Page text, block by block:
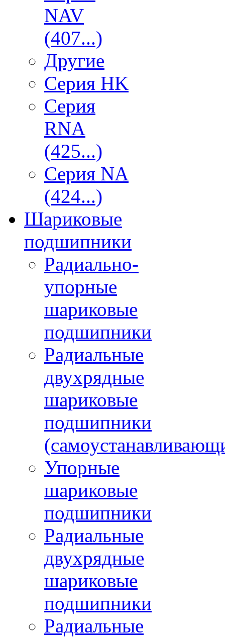
NAV
(407...)
Другие
Серия HK
Серия
RNA
(425...)
Серия NA
(424...)
Шариковые
подшипники
Радиально-
упорные
шариковые
подшипники
Радиальные
двухрядные
шариковые
подшипники
Упорные
шариковые
подшипники
Радиальные
двухрядные
шариковые
подшипники
Радиальные